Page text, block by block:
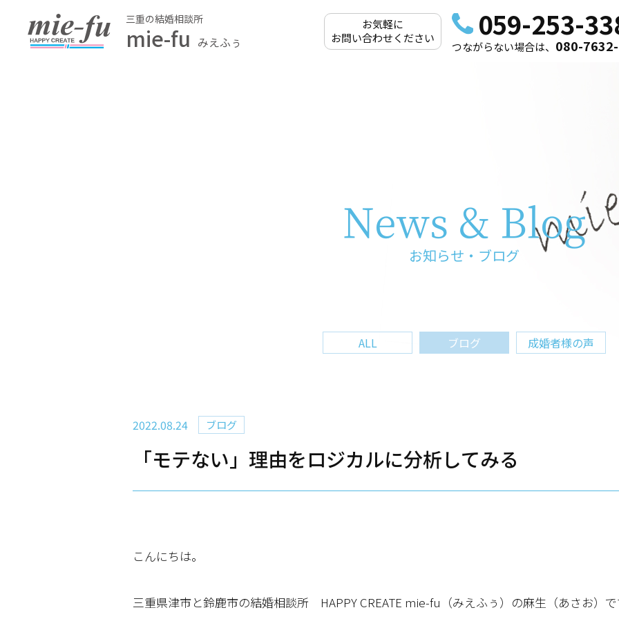
三重の結婚相談所
mie-fu みえふぅ
お気軽に
お問い合わせください
059-253-
つながらない場合は、 080-
News & Blog
お知らせ・ブログ
ALL ブログ 成婚者様の声
2022.08.24 ブログ
「モテない」理由をロジカルに分析してみる
こんにちは。
三重県津市と鈴鹿市の結婚相談所 HAPPY CREATE mie-fu（みえふぅ）の麻生（あさお）で